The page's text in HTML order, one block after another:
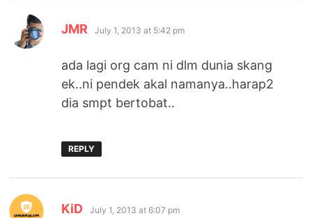
JMR says:
July 1, 2013 at 5:42 pm
ada lagi org cam ni dlm dunia skang
ek..ni pendek akal namanya..harap2
dia smpt bertobat..
REPLY
KiD says:
July 1, 2013 at 6:07 pm